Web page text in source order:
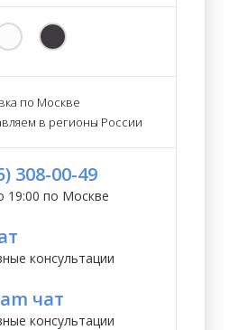
по Москве
в регионы России
308-00-49
19:00 по Москве
консультации
чат
консультации